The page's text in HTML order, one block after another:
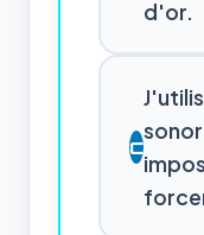
d'or.
C